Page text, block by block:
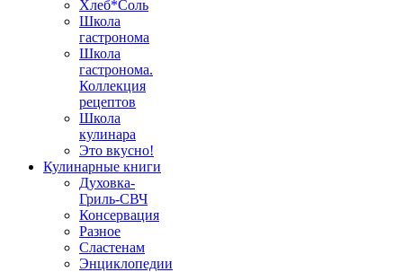
Хлеб*Соль
Школа
гастронома
Школа
гастронома.
Коллекция
рецептов
Школа
кулинара
Это вкусно!
Кулинарные книги
Духовка-
Гриль-СВЧ
Консервация
Разное
Сластенам
Энциклопедии